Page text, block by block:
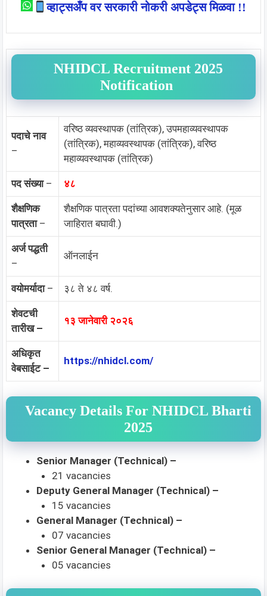
व्हाट्सअँप वर सरकारी नोकरी अपडेट्स मिळवा !!
NHIDCL Recruitment 2025
Notification
पदाचे नाव
–
वरिष्ठ व्यवस्थापक (तांत्रिक), उपमहाव्यवस्थापक
(तांत्रिक), महाव्यवस्थापक (तांत्रिक), वरिष्ठ
महाव्यवस्थापक (तांत्रिक)
पद संख्या– ४८
शैक्षणिक
पात्रता–
शैक्षणिक पात्रता पदांच्या आवशक्यतेनुसार आहे. (मूळ
जाहिरात बघावी.)
अर्ज पद्धती
–
ऑनलाईन
वयोमर्यादा– ३८ ते ४८ वर्ष.
शेवटची
तारीख –
१३ जानेवारी २०२६
अधिकृत
वेबसाईट –
https://nhidcl.com/
Vacancy Details For NHIDCL Bharti
2025
Senior Manager (Technical) –
21 vacancies
Deputy General Manager (Technical) –
15 vacancies
General Manager (Technical) –
07 vacancies
Senior General Manager (Technical) –
05 vacancies